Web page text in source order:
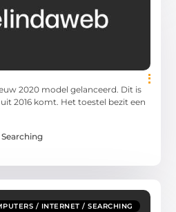
2020 model gelanceerd. Dit is
2016 komt. Het toestel bezit een
/ INTERNET / SEARCHING